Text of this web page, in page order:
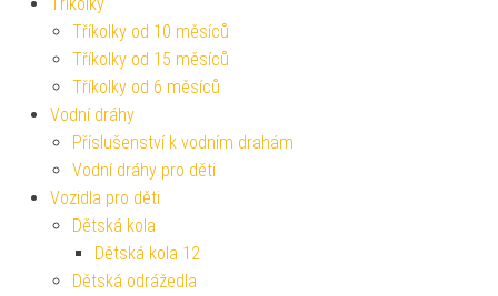
Tříkolky od 10 měsíců
Tříkolky od 15 měsíců
Tříkolky od 6 měsíců
Vodní dráhy
Příslušenství k vodním drahám
Vodní dráhy pro děti
Vozidla pro děti
Dětská kola
Dětská kola 12
Dětská odrážedla